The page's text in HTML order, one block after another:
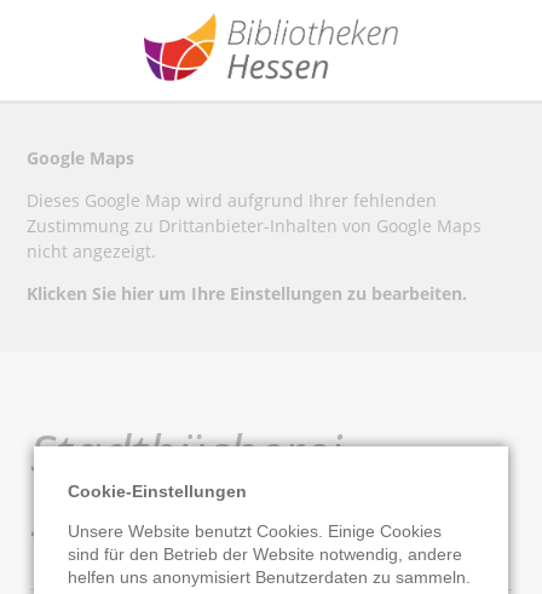
Google Maps
Dieses Google Map wird aufgrund Ihrer fehlenden
Zustimmung zu Drittanbieter-Inhalten von Google Maps
nicht angezeigt.
Klicken Sie hier um Ihre Einstellungen zu bearbeiten.
Stadtbücherei
Schwalmstadt-Treysa
Cookie-Einstellungen
Unsere Website benutzt Cookies. Einige Cookies
sind für den Betrieb der Website notwendig, andere
helfen uns anonymisiert Benutzerdaten zu sammeln.